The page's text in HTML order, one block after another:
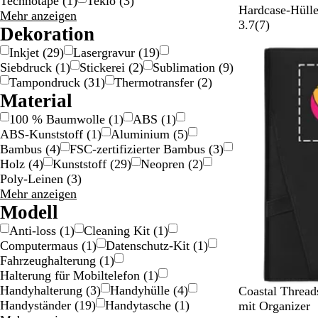
Mehr anzeigen
Auswahlmöglichkeiten
Dekoration
Inkjet (29) Lasergravur (19)
Siebdruck (1) Stickerei (2) Sublimation (9)
Tampondruck (31) Thermotransfer (2)
Material
100 % Baumwolle (1) ABS (1)
ABS-Kunststoff (1) Aluminium (5)
Bambus (4) FSC-zertifizierter Bambus (3)
Holz (4) Kunststoff (29) Neopren (2)
Poly-Leinen (3)
Mehr anzeigen
Modell
Anti-loss (1) Cleaning Kit (1)
Computermaus (1) Datenschutz-Kit (1)
Fahrzeughalterung (1)
Halterung für Mobiltelefon (1)
Handyhalterung (3) Handyhülle (4)
Handyständer (19) Handytasche (1)
S
c
Hardcase-
3.7(77
e
)
S
c
Coastal
mit Organizer